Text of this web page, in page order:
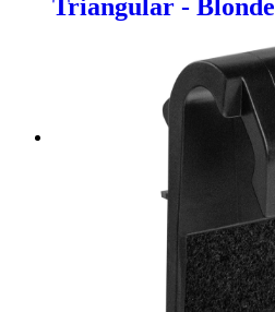
Triangular - Blonde